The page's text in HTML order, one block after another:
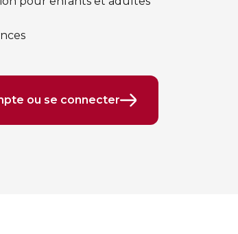
ou se connecter